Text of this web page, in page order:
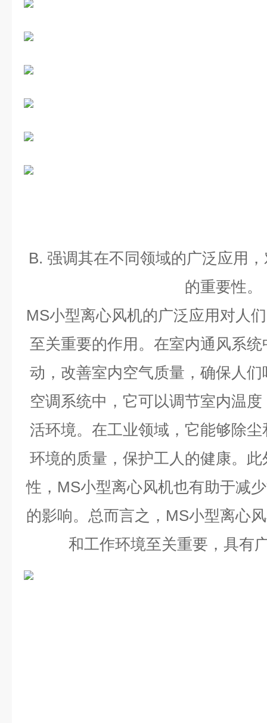
B. 强调其在不同领域的广泛应用
的重要性。
MS小型离心风机的广泛应用对人
至关重要的作用。在室内通风系
动，改善室内空气质量，确保人
空调系统中，它可以调节室内温
活环境。在工业领域，它能够除
环境的质量，保护工人的健康。
性， MS小型离心风机也有助于减
的影响。总而言之， MS小型离心
和工作环境至关重要，具有